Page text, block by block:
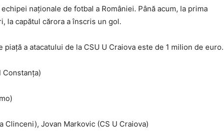
naționale de fotbal a României. Până acum, la prima
la capătul cărora a înscris un gol.
piață a atacatului de la CSU U Craiova este de 1 milion de euro.
Clinceni), Jovan Markovic (CS U Craiova)